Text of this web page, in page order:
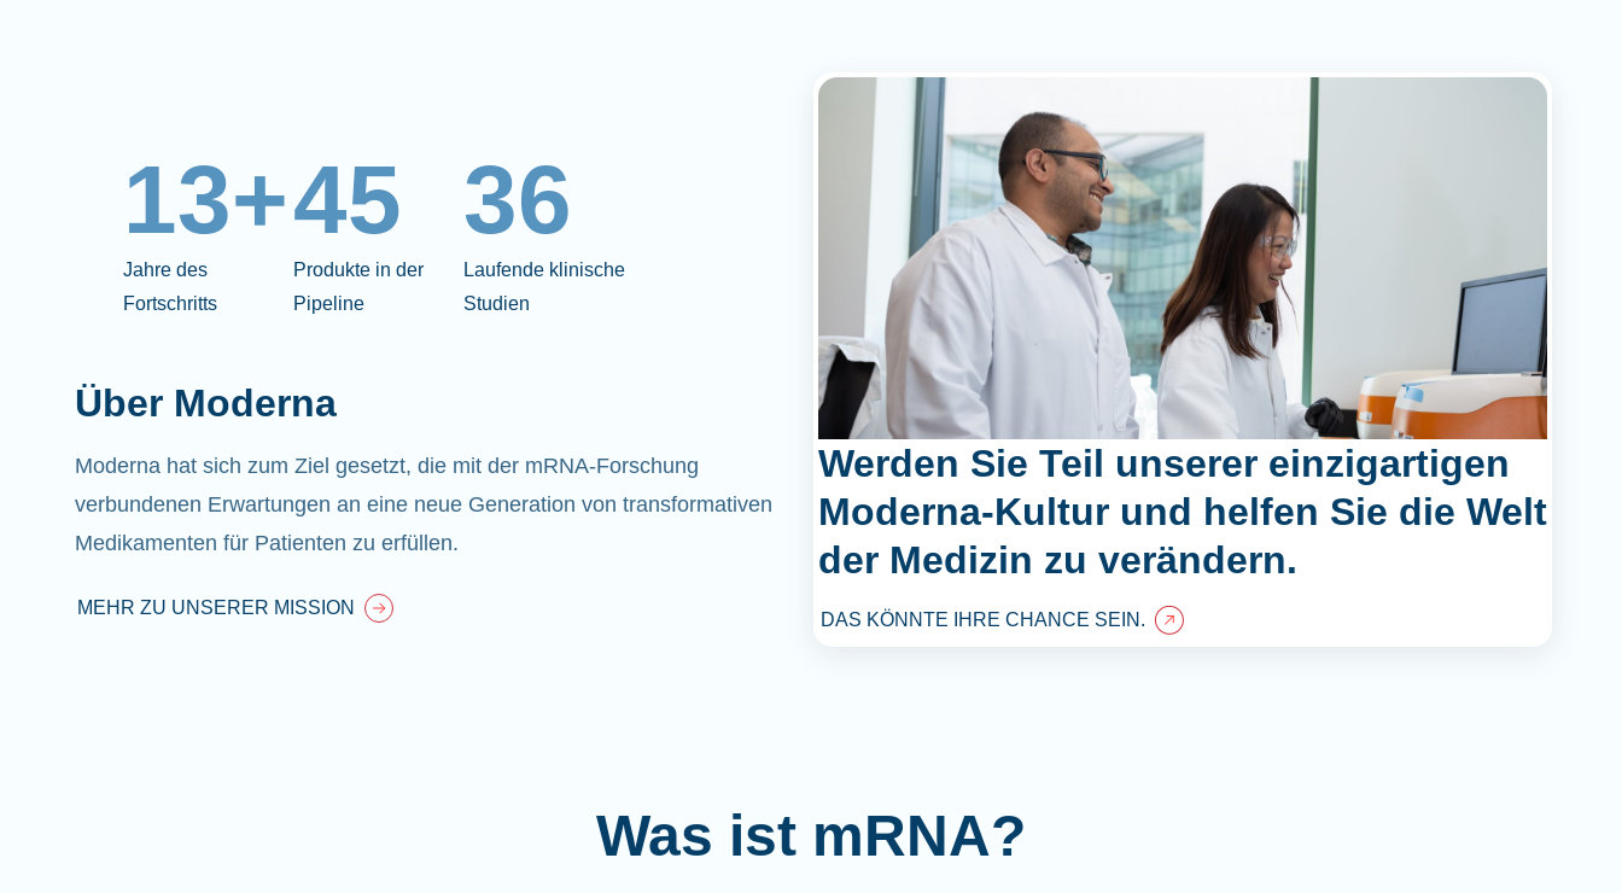
13+
Jahre des
Fortschritts
45
Produkte in der
Pipeline
36
Laufende klinische
Studien
Über Moderna
Moderna hat sich zum Ziel gesetzt, die mit der mRNA-Forschung
verbundenen Erwartungen an eine neue Generation von transformativen
Medikamenten für Patienten zu erfüllen.
MEHR ZU UNSERER MISSION
Werden Sie Teil unserer einzigartigen
Moderna-Kultur und helfen Sie die Welt
der Medizin zu verändern.
DAS KÖNNTE IHRE CHANCE SEIN.
Was ist mRNA?